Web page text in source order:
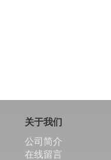
关于我们
公司简介
在线留言